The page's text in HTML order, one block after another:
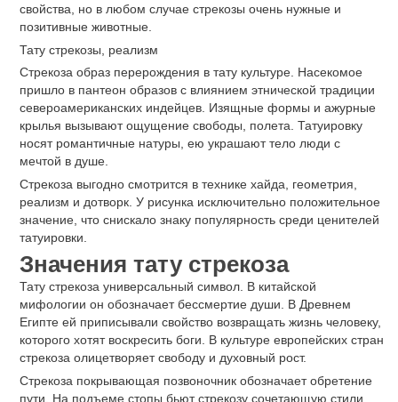
свойства, но в любом случае стрекозы очень нужные и
позитивные животные.
Тату стрекозы, реализм
Стрекоза образ перерождения в тату культуре. Насекомое
пришло в пантеон образов с влиянием этнической традиции
североамериканских индейцев. Изящные формы и ажурные
крылья вызывают ощущение свободы, полета. Татуировку
носят романтичные натуры, ею украшают тело люди с
мечтой в душе.
Стрекоза выгодно смотрится в технике хайда, геометрия,
реализм и дотворк. У рисунка исключительно положительное
значение, что снискало знаку популярность среди ценителей
татуировки.
Значения тату стрекоза
Тату стрекоза универсальный символ. В китайской
мифологии он обозначает бессмертие души. В Древнем
Египте ей приписывали свойство возвращать жизнь человеку,
которого хотят воскресить боги. В культуре европейских стран
стрекоза олицетворяет свободу и духовный рост.
Стрекоза покрывающая позвоночник обозначает обретение
пути. На подъеме стопы бьют стрекозу сочетающую стили